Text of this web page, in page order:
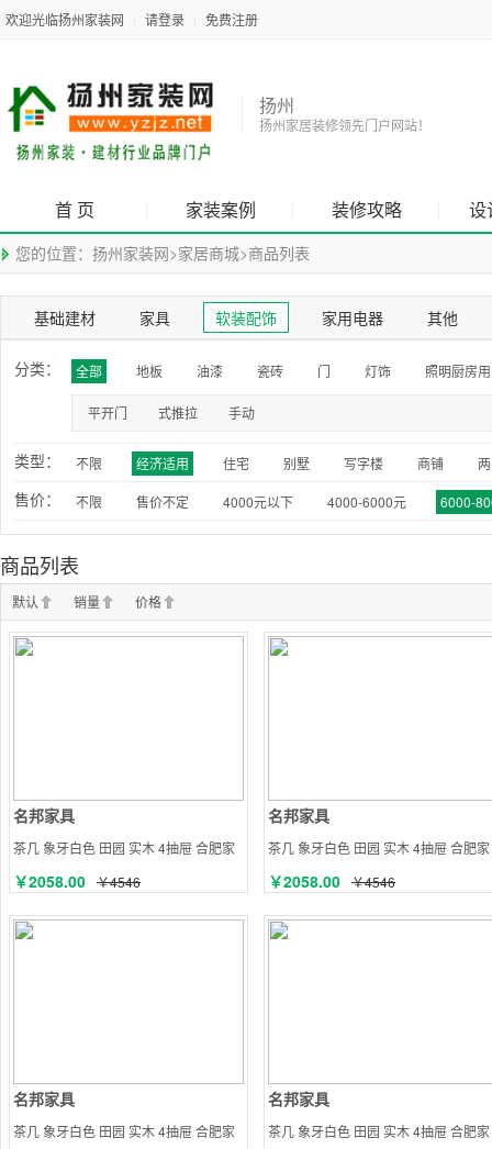
欢迎光临扬州家装网 请登录 免费注册
扬州
扬州家居装修领先门户网站！
首 页 家装案例 装修攻略 设
您的位置： 扬州家装网>家居商城>商品列表
基础建材 家具 软装配饰 家用电器 其他
分类： 全部 地板 油漆 瓷砖 门 灯饰 照明厨房
平开门 式推拉 手动
类型： 不限 经济适用 住宅 别墅 写字楼 商铺
售价： 不限 售价不定 4000元以下 4000-6000元 6000-
商品列表
默认 销量 价格
名邦家具
茶几 象牙白色 田园 实木 4抽屉 合肥家
具
￥2058.00 ￥4546
名邦家具
茶几 象牙白色 田园 实木 4抽屉 合肥家
具
￥2058.00 ￥4546
名邦家具
茶几 象牙白色 田园 实木 4抽屉 合肥家
名邦家具
茶几 象牙白色 田园 实木 4抽屉 合肥家